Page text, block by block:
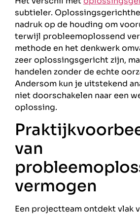
subtieler.
nadruk op de houding om
terwijl probleemoplossend
methode en het denkwerk
zeer oplossingsgericht zijn,
handelen zonder de echte
Andersom kun je uitstekend
niet doorschakelen naar een
oplossing.
van
vermogen
Een projectteam ontdekt vlak